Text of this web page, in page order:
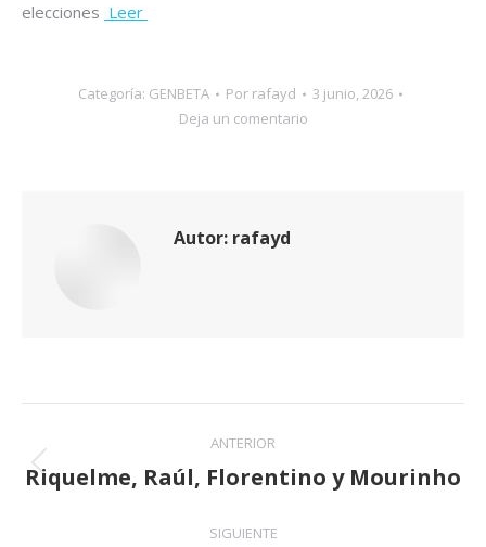
elecciones Leer
Categoría: GENBETA Por rafayd
3 junio, 2026
Deja un comentario
Autor: rafayd
Navegación
entre
publicaciones
ANTERIOR
Publicación
Riquelme, Raúl, Florentino y Mourinho
SIGUIENTE